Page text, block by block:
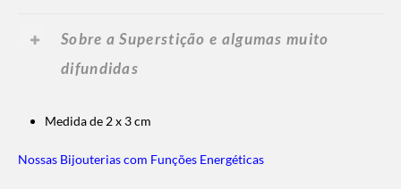
Sobre a Superstição e algumas muito
difundidas
Medida de 2 x 3 cm
Nossas Bijouterias com Funções Energéticas